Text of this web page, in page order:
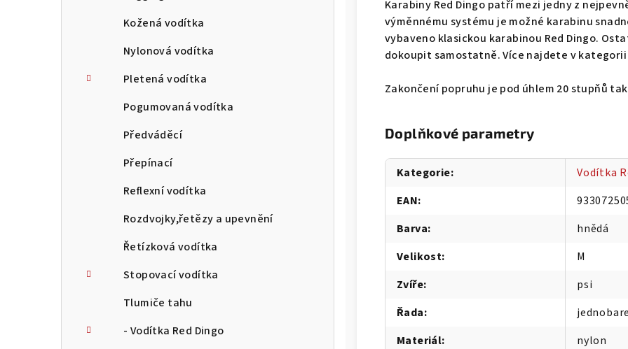
Kožená vodítka
Nylonová vodítka
Pletená vodítka
Pogumovaná vodítka
Předváděcí
Přepínací
Reflexní vodítka
Rozdvojky,řetězy a upevnění
Řetízková vodítka
Stopovací vodítka
Tlumiče tahu
- Vodítka Red Dingo
Karabiny Red Dingo patří mezi jedny z
výměnnému systému je možné karabinu
vybaveno klasickou karabinou Red Dingo.
dokoupit samostatně. Více najdete v
Zakončení popruhu je pod úhlem 20 stupňů
Doplňkové parametry
Kategorie:
Vodítka
EAN:
Barva:
hnědá
Velikost:
M
Zvíře:
psi
Řada:
Materiál:
nylon